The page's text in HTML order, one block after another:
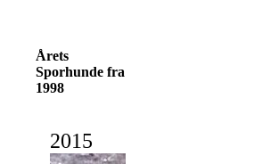
Årets
Sporhunde fra
1998
2015